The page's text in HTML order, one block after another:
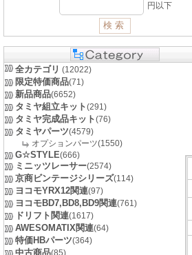
円以下
全カテゴリ (12022)
限定特価商品(71)
新品商品(6652)
タミヤ組立キット(291)
タミヤ完成品キット(76)
タミヤパーツ(4579)
オプションパーツ(1550)
G☆STYLE(666)
ミニッツレーサー(2574)
京商ビンテージシリーズ(114)
ヨコモYRX12関連(97)
ヨコモBD7,BD8,BD9関連(761)
ドリフト関連(1617)
AWESOMATIX関連(64)
特価HBパーツ(364)
中古商品(85)